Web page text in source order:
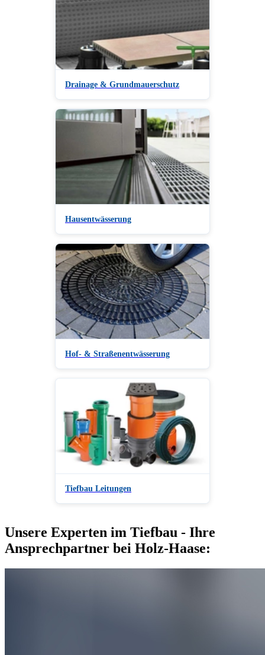
Drainage & Grundmauerschutz
Hausentwässerung
Hof- & Straßenentwässerung
Tiefbau Leitungen
Unsere Experten im Tiefbau - Ihre
Ansprechpartner bei Holz-Haase: